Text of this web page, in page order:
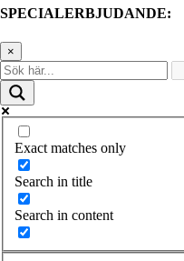
SPECIALERBJUDANDE:
×
Exact matches only
Search in title
Search in content